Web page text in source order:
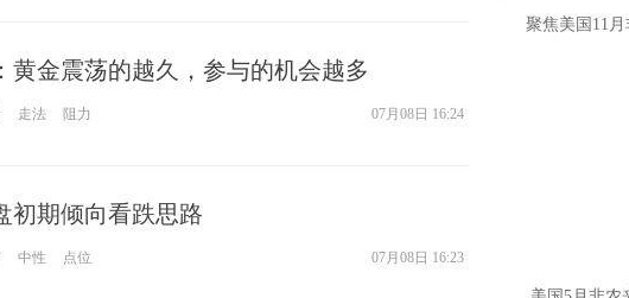
黄金震荡的越久，参与的机会越多
走法 阻力 07月08日 16:24
初期倾向看跌思路
中性 点位 07月08日 16:23
艾紫馨：是的
短
聚焦美国11月